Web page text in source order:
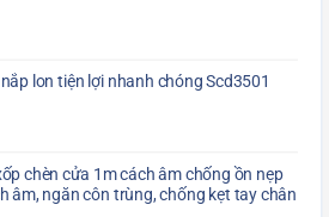
lon tiện lợi nhanh chóng Scd3501
chèn cửa 1m cách âm chống ồn nẹp
âm, ngăn côn trùng, chống kẹt tay chân